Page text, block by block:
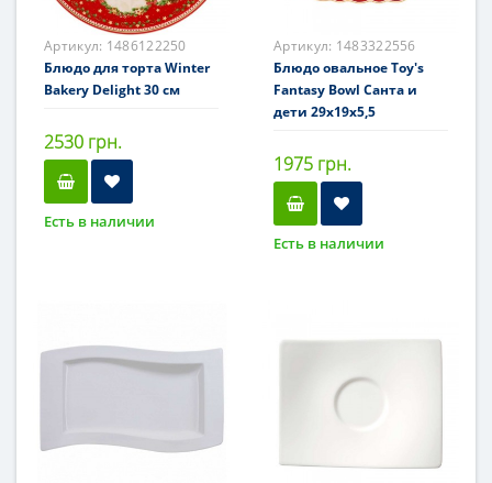
Артикул: 1486122250
Блюдо для торта Winter
Bakery Delight 30 см
2530 грн.
Есть в наличии
Артикул: 1483322556
Блюдо овальное Toy's
Fantasy Bowl Санта и
дети 29x19x5,5
1975 грн.
Есть в наличии